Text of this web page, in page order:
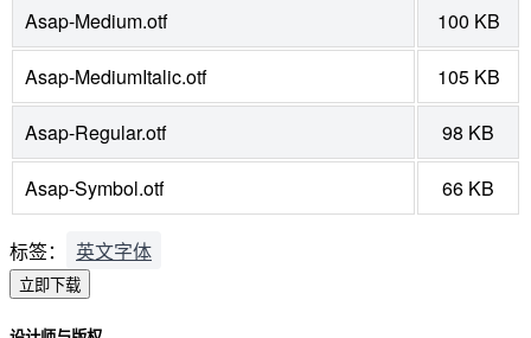
Asap-Medium.otf 100 KB
Asap-MediumItalic.otf 105 KB
Asap-Regular.otf 98 KB
Asap-Symbol.otf 66 KB
标签： 英文字体
立即下载